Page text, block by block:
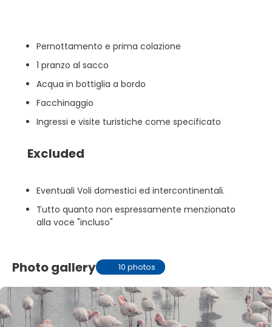
Pernottamento e prima colazione
1 pranzo al sacco
Acqua in bottiglia a bordo
Facchinaggio
Ingressi e visite turistiche come specificato
Excluded
Eventuali Voli domestici ed intercontinentali.
Tutto quanto non espressamente menzionato
alla voce "incluso"
Photo gallery 10 photos